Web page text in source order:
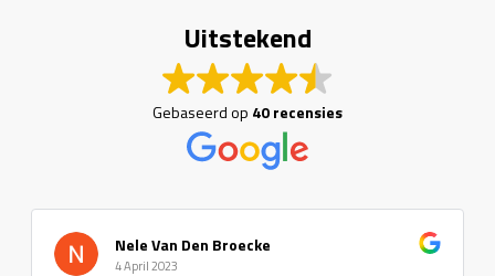
Uitstekend
Gebaseerd op 40 recensies
Nele Van Den Broecke
4 April 2023